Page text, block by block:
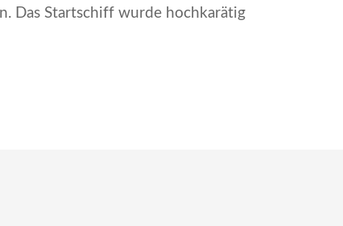
Das Startschiff wurde hochkarätig